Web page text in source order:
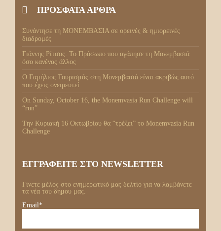
ΠΡΟΣΦΑΤΑ ΑΡΘΡΑ
Συνάντησε τη ΜΟΝΕΜΒΑΣΙΑ σε ορεινές & ημιορεινές
διαδρομές
Γιάννης Ρίτσος: Το Πρόσωπο που αγάπησε τη Μονεμβασιά
όσο κανένας άλλος
Ο Γαμήλιος Τουρισμός στη Μονεμβασιά είναι ακριβώς αυτό
που έχεις ονειρευτεί
On Sunday, October 16, the Monemvasia Run Challenge will
“run”
Tην Κυριακή 16 Οκτωβρίου θα “τρέξει” το Monemvasia Run
Challenge
ΕΓΓΡΑΦΕΙΤΕ ΣΤΟ NEWSLETTER
Γίνετε μέλος στο ενημερωτικό μας δελτίο για να λαμβάνετε
τα νέα του δήμου μας.
Email*